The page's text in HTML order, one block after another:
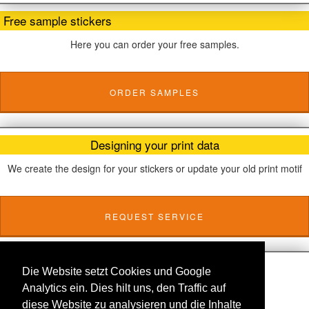
Die Website setzt Cookies und Google
Analytics ein. Dies hilt uns, den Traffic auf
diese Website zu analysieren und die Inhalte
Free sample stickers
Here you can order your free samples.
ORDER SAMPLES
Designing your print data
We create the design for your stickers or update your old print motif
REQUEST SERVICE
Shipping
Terms
Disclaimer